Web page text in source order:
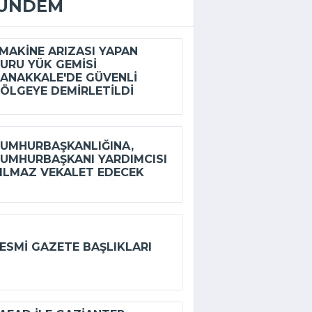
ARIZASI YAPAN
YÜK GEMISI
GÜVENLI
DEMIRLETILDI
YARDIMCISI
VEKALET EDECEK
GAZETE BAŞLIKLARI